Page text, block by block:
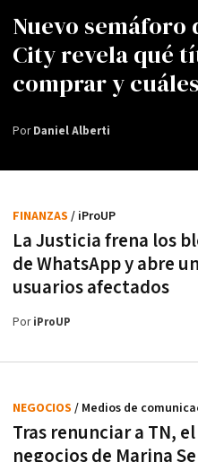
Nuevo semáforo
City revela qué
comprar y
PorDaniel Alberti
La Justicia frena los
de WhatsApp y abre
usuarios afectados
FINANZAS / iProUP
PoriProUP
Tras renunciar a TN,
negocios de Marina
NEGOCIOS / Medios de